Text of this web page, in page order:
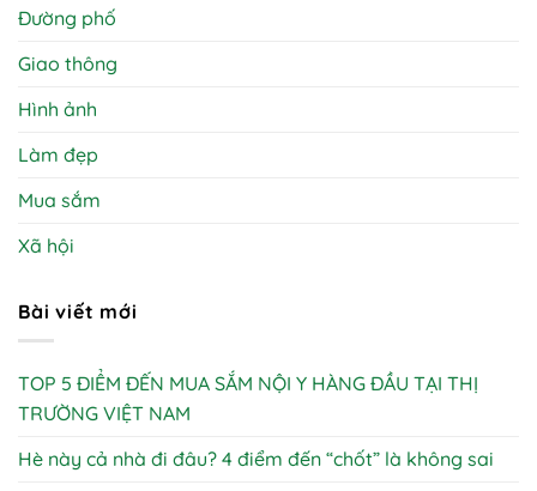
Đường phố
Giao thông
Hình ảnh
Làm đẹp
Mua sắm
Xã hội
Bài viết mới
TOP 5 ĐIỂM ĐẾN MUA SẮM NỘI Y HÀNG ĐẦU TẠI THỊ
TRƯỜNG VIỆT NAM
Hè này cả nhà đi đâu? 4 điểm đến “chốt” là không sai